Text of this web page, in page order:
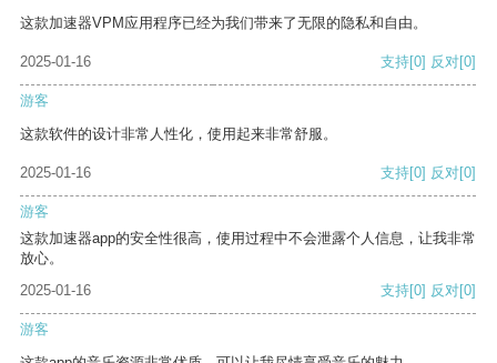
这款加速器VPM应用程序已经为我们带来了无限的隐私和自由。
2025-01-16 支持[0] 反对[0]
游客
这款软件的设计非常人性化，使用起来非常舒服。
2025-01-16 支持[0] 反对[0]
游客
这款加速器app的安全性很高，使用过程中不会泄露个人信息，让我非常
放心。
2025-01-16
支持[0] 反对[0]
游客